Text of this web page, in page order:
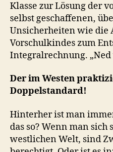
Klasse zur Lösung der
selbst geschaffenen,
Unsicherheiten wie die
Vorschulkindes zum
Integralrechnung.
Der im Westen
Doppelstandard!
Hinterher ist man
das so? Wenn man sich
westlichen Welt, sind